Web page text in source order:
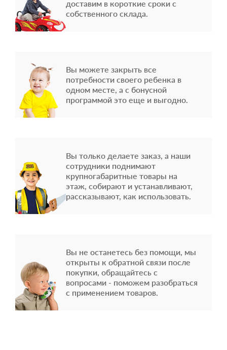
доставим в короткие сроки с
собственного склада.
Вы можете закрыть все
потребности своего ребенка в
одном месте, а с бонусной
программой это еще и выгодно.
Вы только делаете заказ, а наши
сотрудники поднимают
крупногабаритные товары на
этаж, собирают и устанавливают,
рассказывают, как использовать.
Вы не останетесь без помощи, мы
открыты к обратной связи после
покупки, обращайтесь с
вопросами - поможем разобраться
с применением товаров.